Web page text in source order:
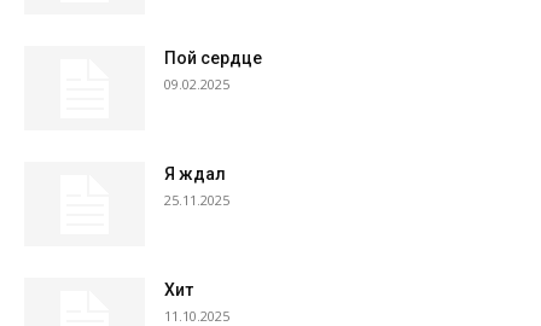
Пой сердце
09.02.2025
Я ждал
25.11.2025
Хит
11.10.2025